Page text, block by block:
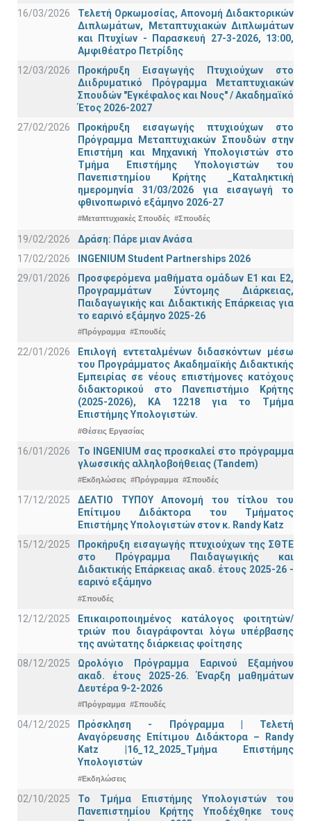
16/03/2026
Τελετή Ορκωμοσίας, Απονομή Διδακτορικών
Διπλωμάτων, Μεταπτυχιακών Διπλωμάτων
και Πτυχίων - Παρασκευή 27-3-2026, 13:00,
Αμφιθέατρο Πετρίδης
12/03/2026
Προκήρυξη Εισαγωγής Πτυχιούχων στο
Διιδρυματικό Πρόγραμμα Μεταπτυχιακών
Σπουδών "Εγκέφαλος και Νους" / Ακαδημαϊκό
Έτος 2026-2027
27/02/2026
Προκήρυξη εισαγωγής πτυχιούχων στo
Πρόγραμμα Μεταπτυχιακών Σπουδών στην
Επιστήμη και Μηχανική Υπολογιστών στο
Τμήμα Eπιστήμης Υπολογιστών του
Πανεπιστημίου Κρήτης _Καταληκτική
ημερομηνία 31/03/2026 για εισαγωγή το
φθινοπωρινό εξάμηνο 2026-27
#Μεταπτυχιακές Σπουδές #Σπουδές
19/02/2026
Δράση: Πάρε μιαν Ανάσα
17/02/2026
INGENIUM Student Partnerships 2026
29/01/2026
Προσφερόμενα μαθήματα ομάδων Ε1 και Ε2,
Προγραμμάτων Σύντομης Διάρκειας,
Παιδαγωγικής και Διδακτικής Επάρκειας για
το εαρινό εξάμηνο 2025-26
#Πρόγραμμα #Σπουδές
22/01/2026
Επιλογή εντεταλμένων διδασκόντων μέσω
του Προγράμματος Ακαδημαϊκής Διδακτικής
Εμπειρίας σε νέους επιστήμονες κατόχους
διδακτορικού στο Πανεπιστήμιο Κρήτης
(2025-2026), ΚΑ 12218 για το Τμήμα
Επιστήμης Υπολογιστών.
#Θέσεις Εργασίας
16/01/2026
Το INGENIUM σας προσκαλεί στο πρόγραμμα
γλωσσικής αλληλοβοήθειας (Tandem)
#Εκδηλώσεις #Πρόγραμμα #Σπουδές
17/12/2025
ΔΕΛΤΙΟ ΤΥΠΟΥ Απονομή του τίτλου του
Επίτιμου Διδάκτορα του Τμήματος
Επιστήμης Υπολογιστών στον κ. Randy Katz
15/12/2025
Προκήρυξη εισαγωγής πτυχιούχων της ΣΘΤΕ
στο Πρόγραμμα Παιδαγωγικής και
Διδακτικής Επάρκειας ακαδ. έτους 2025-26 -
εαρινό εξάμηνο
#Σπουδές
12/12/2025
Επικαιροποιημένος κατάλογος φοιτητών/
τριών που διαγράφονται λόγω υπέρβασης
της ανώτατης διάρκειας φοίτησης
08/12/2025
Ωρολόγιο Πρόγραμμα Εαρινού Εξαμήνου
ακαδ. έτους 2025-26. Έναρξη μαθημάτων
Δευτέρα 9-2-2026
#Πρόγραμμα #Σπουδές
04/12/2025
Πρόσκληση - Πρόγραμμα | Τελετή
Αναγόρευσης Επίτιμου Διδάκτορα – Randy
Katz |16_12_2025_Τμήμα Επιστήμης
Υπολογιστών
#Εκδηλώσεις
02/10/2025
Το Τμήμα Επιστήμης Υπολογιστών του
Πανεπιστημίου Κρήτης Υποδέχθηκε τους